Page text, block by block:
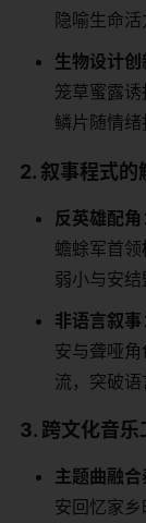
隐喻生命活
生物设计创
笼草蜜露
鳞片随情
​2. 叙事程式的
​反英雄配角​
蟾蜍军首领​
弱小与安结
​非语言叙事​
安与聋哑角
流，突破语
​3. 跨文化音乐
主题曲融
安回忆家